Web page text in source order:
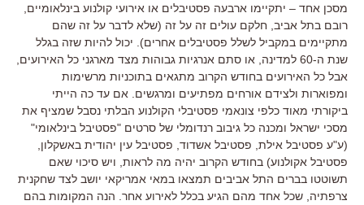
מסכן אחד – יתקיימו ארבעה פסטיבלים או אירועי קולנוע בינלאומיים,
רובם בתל אביב, חלקם עולים זה על זה (שלא לדבר על זה שהם
מתקיימים במקביל לשלל פסטיבלים אחרים). יכול להיות שזה בגלל
שנת ה-60 למדינה, או סתם אנרגיות גבוהות מצד מארגני כל האירועים,
אבל כל האירועים בחודש הקרוב מתגאים בתוכניות מרשימות
ומפוארות ולצידם אורחים מפתיעים ומרגשים. אם עד כה הייתי
ביקורתי מאוד כלפי צונאמי פסטיבלי הקולנוע הבלתי נסבל שמציף את
מסכי ישראל ומכנה כל גיבוב רנדומלי של סרטים "פסטיבל בינלאומי"
(ע"ע פסטיבל אילת, פסטיבל אשדוד, פסטיבל עין יהודית באשקלון,
פסטיבל אקולנוע) בחודש הקרוב יהיה מה לראות, ויש סיכוי שאם
תשוטטו בברים התל אביבים תמצאו במאי אמריקאי יושב לצד שחקנית
צרפתיה, שכל אחד מהם הגיע בכלל לאירוע אחר. הנה המקומות בהם